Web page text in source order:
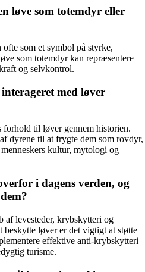
løve som totemdyr eller
som et symbol på styrke,
som totemdyr kan repræsentere
og selvkontrol.
med løver
forhold til løver gennem historien.
dyrene til at frygte dem som rovdyr,
kultur, mytologi og
i dagens verden, og
af levesteder, krybskytteri og
løver er det vigtigt at støtte
effektive anti-krybskytteri
turisme.